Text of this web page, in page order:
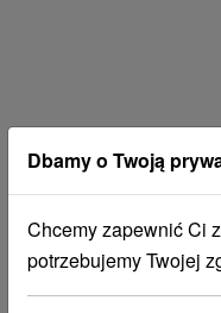
Dbamy o Twoją
Chcemy zapewnić Ci
potrzebujemy Twojej